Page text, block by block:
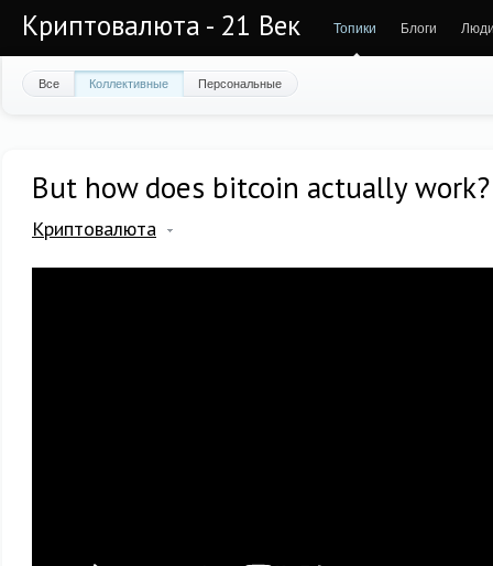
Криптовалюта - 21 Век Топики Блоги
Все Коллективные Персональные
But how does bitcoin actually work?
Криптовалюта